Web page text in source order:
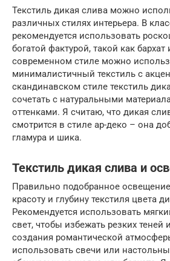
Текстиль дикая слива можно
различных стилях интерьера. В
рекомендуется использовать
богатой фактурой, такой как
современном стиле можно
минималистичный текстиль с
скандинавском стиле текстиль
сочетать с натуральными
оттенками. Я считаю, что дикая
смотрится в стиле ар-деко – она
гламура и шика.
Текстиль дикая слива и
Правильно подобранное
красоту и глубину текстиля цвета
Рекомендуется использовать
свет, чтобы избежать резких теней
создания романтической
использовать свечи или